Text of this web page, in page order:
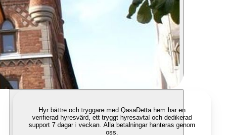
Hyr bättre och tryggare med QasaDetta hem har en
verifierad hyresvärd, ett tryggt hyresavtal och dedikerad
support 7 dagar i veckan. Alla betalningar hanteras genom
oss.